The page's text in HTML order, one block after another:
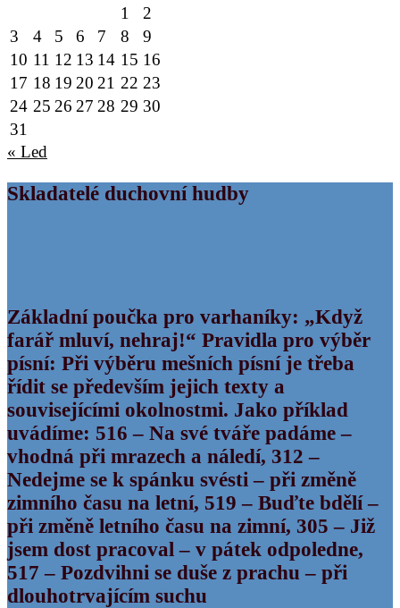
1
2
3
4 5 6 7 8
9
10 11 12 13 14 15 16
17 18 19 20 21 22 23
24 25 26 27 28 29 30
31
« Led
Skladatelé duchovní hudby
Základní poučka pro varhaníky: „Když
farář mluví, nehraj!“ Pravidla pro výběr
písní: Při výběru mešních písní je třeba
řídit se především jejich texty a
souvisejícími okolnostmi. Jako příklad
uvádíme: 516 – Na své tváře padáme –
vhodná při mrazech a náledí, 312 –
Nedejme se k spánku svésti – při změně
zimního času na letní, 519 – Buďte bdělí –
při změně letního času na zimní, 305 – Již
jsem dost pracoval – v pátek odpoledne,
517 – Pozdvihni se duše z prachu – při
dlouhotrvajícím suchu